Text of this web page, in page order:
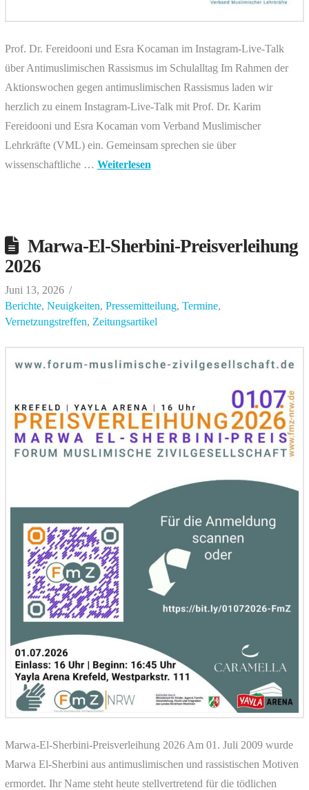
Prof. Dr. Fereidooni und Esra Kocaman im Instagram-Live-Talk
über Antimuslimischen Rassismus im Schulalltag Im Rahmen der
Aktionswochen gegen antimuslimischen Rassismus laden wir
herzlich zu einem Instagram-Live-Talk mit Prof. Dr. Karim
Fereidooni und Esra Kocaman vom Verband Muslimischer
Lehrkräfte (VML) ein. Gemeinsam sprechen sie über
wissenschaftliche … Weiterlesen
Marwa-El-Sherbini-Preisverleihung
2026
Juni 13, 2026
Berichte, Neuigkeiten, Pressemitteilung, Termine,
Vernetzungstreffen, Zeitungsartikel
Marwa-El-Sherbini-Preisverleihung 2026 Am 01. Juli 2009 wurde
Marwa El-Sherbini aus antimuslimischen und rassistischen Motiven
ermordet. Ihr Name steht heute stellvertretend für die tödlichen